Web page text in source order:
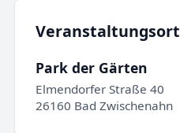
Veranstaltungsort
Park der Gärten
Elmendorfer Straße 40
26160 Bad Zwischenahn